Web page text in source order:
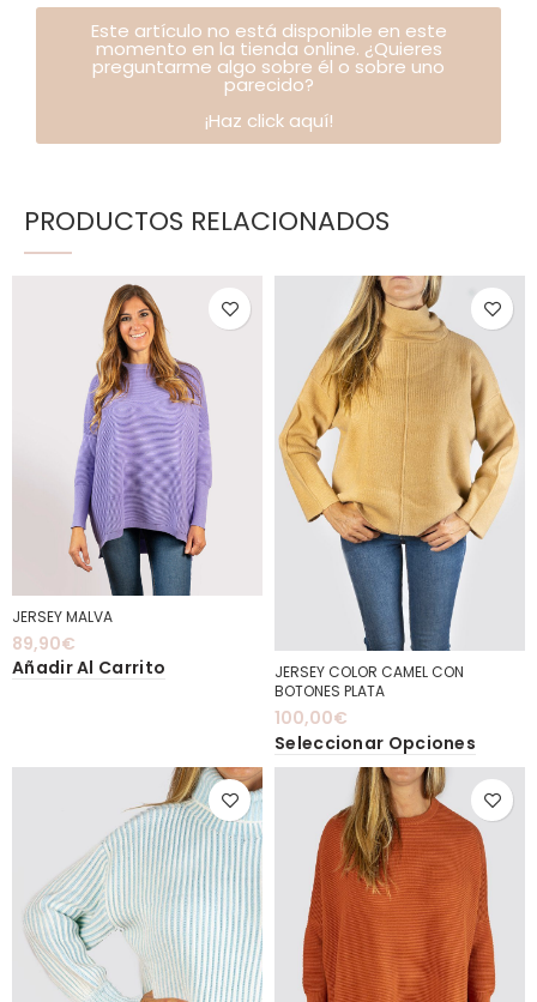
Este artículo no está disponible en este
momento en la tienda online. ¿Quieres
preguntarme algo sobre él o sobre uno
parecido?
¡Haz click aquí!
PRODUCTOS RELACIONADOS
JERSEY MALVA
89,90€
Añadir Al Carrito
JERSEY COLOR CAMEL CON
BOTONES PLATA
100,00€
Seleccionar Opciones